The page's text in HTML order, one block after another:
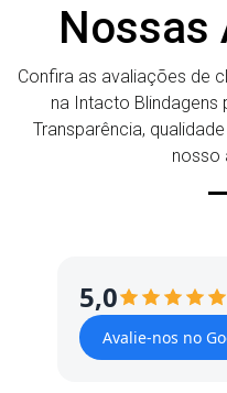
Nossas
Confira as avaliações de
na Intacto Blindagens
Transparência,
nosso
5,0
Avalie-nos no